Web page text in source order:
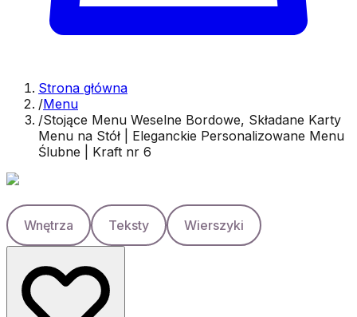
Strona główna
/Menu
/Stojące Menu Weselne Bordowe, Składane Karty
Menu na Stół | Eleganckie Personalizowane Menu
Ślubne | Kraft nr 6
Wnętrza Teksty Wierszyki